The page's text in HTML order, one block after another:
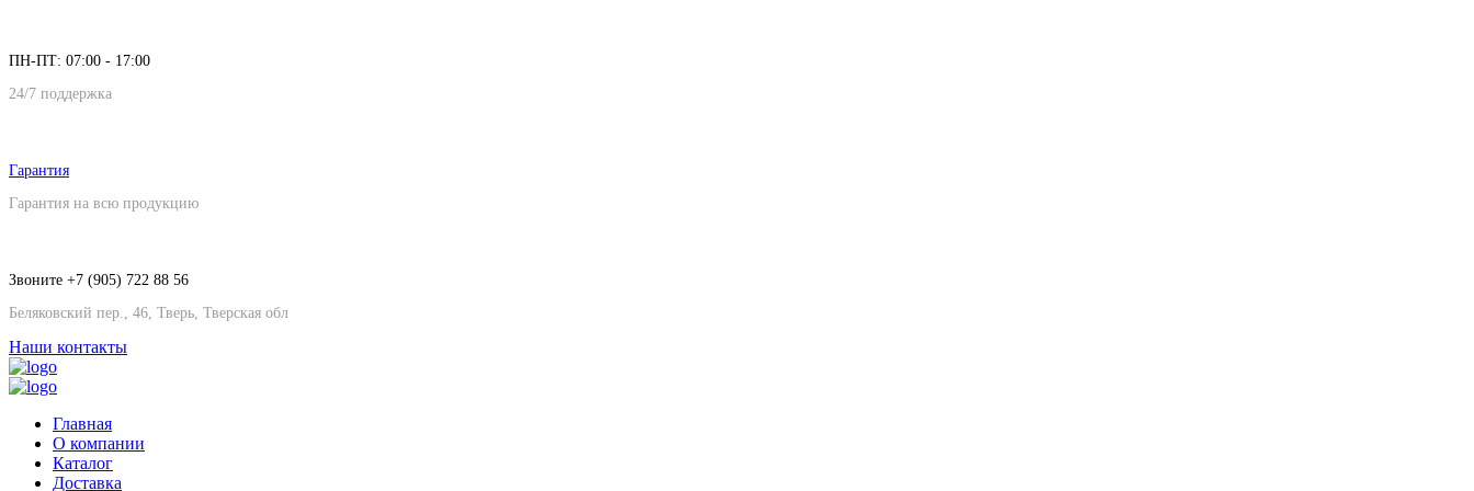
ПН-ПТ: 07:00 - 17:00
24/7 поддержка
Гарантия
Гарантия на всю продукцию
Звоните +7 (905) 722 88 56
Беляковский пер., 46, Тверь, Тверская обл
Наши контакты
Главная
О компании
Каталог
Доставка